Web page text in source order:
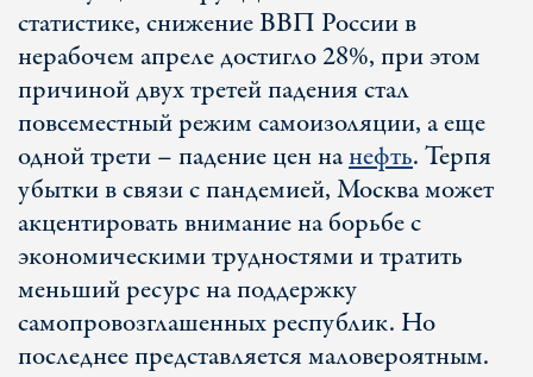
статистике, снижение ВВП России в
нерабочем апреле достигло 28%, при этом
причиной двух третей падения стал
повсеместный режим самоизоляции, а еще
одной трети – падение цен нанефть. Терпя
убытки в связи с пандемией, Москва может
акцентировать внимание на борьбе с
экономическими трудностями и тратить
меньший ресурс на поддержку
самопровозглашенных республик. Но
последнее представляется маловероятным.